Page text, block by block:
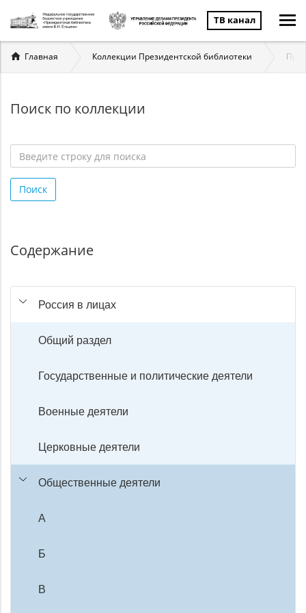
ТВ канал
Вы
здесь
Главная Коллекции Президентской библиотеки
Поиск по коллекции
строку
для
Поиск
Содержание
Россия в лицах
Общий раздел
Государственные и политические деятели
Военные деятели
Церковные деятели
Общественные деятели
А
Б
В